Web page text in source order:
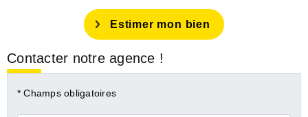
Estimer mon bien
Contacter notre agence !
* Champs obligatoires